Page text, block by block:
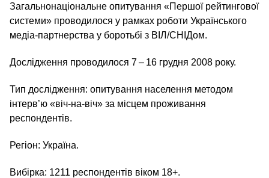
Загальнонаціональне опитування «Першої рейтингової
системи» проводилося у рамках роботи Українського
медіа-партнерства у боротьбі з ВІЛ/​СНІДом.
Дослідження проводилося 7 – 16 грудня 2008 року.
Тип дослідження: опитування населення методом
інтерв’ю «віч-на-віч» за місцем проживання
респондентів.
Регіон: Україна.
Вибірка: 1211 респондентів віком 18+.